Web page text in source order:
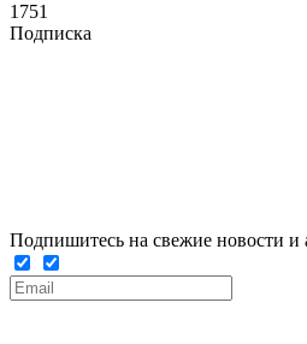
1751
Подписка
Подпишитесь на свежие новости и